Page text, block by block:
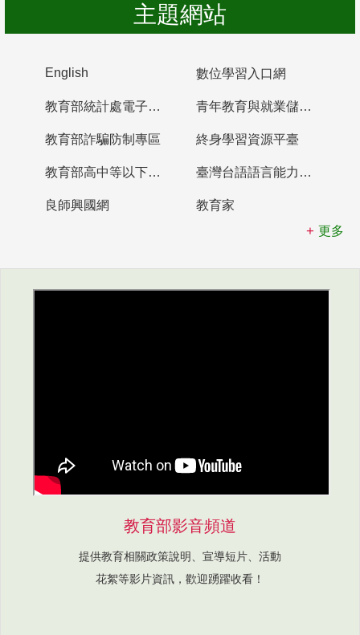
主題網站
English 數位學習入口網
教育部統計處電子書櫃 青年教育與就業儲蓄帳戶
教育部詐騙防制專區 終身學習資源平臺
教育部高中等以下學校及幼兒園教師資格檢定考試 臺灣台語語言能力認證網站
良師興國網
教育家
更多
教育部影音頻道
提供教育相關政策說明、宣導短片、活動
花絮等影片資訊，歡迎踴躍收看！